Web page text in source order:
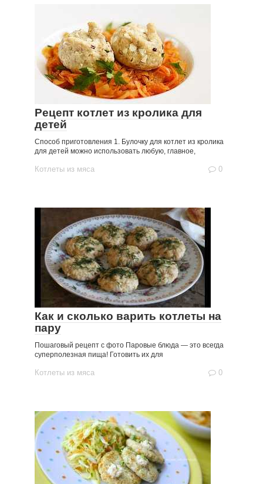
Рецепт котлет из кролика для
детей
Способ приготовления 1. Булочку для котлет из кролика
для детей можно использовать любую, главное,
Котлеты из мяса 0
Как и сколько варить котлеты на
пару
Пошаговый рецепт с фото Паровые блюда — это всегда
суперполезная пища! Готовить их для
Котлеты из мяса 0